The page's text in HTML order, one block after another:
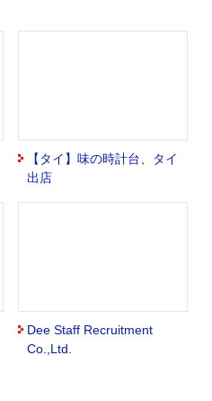
【タイ】味の時計台、タイ
出店
Dee Staff Recruitment
Co.,Ltd.